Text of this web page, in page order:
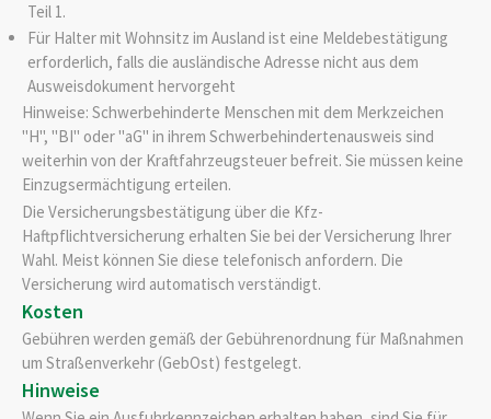
Teil 1.
Für Halter mit Wohnsitz im Ausland ist eine Meldebestätigung
erforderlich, falls die ausländische Adresse nicht aus dem
Ausweisdokument hervorgeht
Hinweise: Schwerbehinderte Menschen mit dem Merkzeichen
"H", "BI" oder "aG" in ihrem Schwerbehindertenausweis sind
weiterhin von der Kraftfahrzeugsteuer befreit. Sie müssen keine
Einzugsermächtigung erteilen.
Die Versicherungsbestätigung über die Kfz-
Haftpflichtversicherung erhalten Sie bei der Versicherung Ihrer
Wahl. Meist können Sie diese telefonisch anfordern. Die
Versicherung wird automatisch verständigt.
Kosten
Gebühren werden gemäß der Gebührenordnung für Maßnahmen
um Straßenverkehr (GebOst) festgelegt.
Hinweise